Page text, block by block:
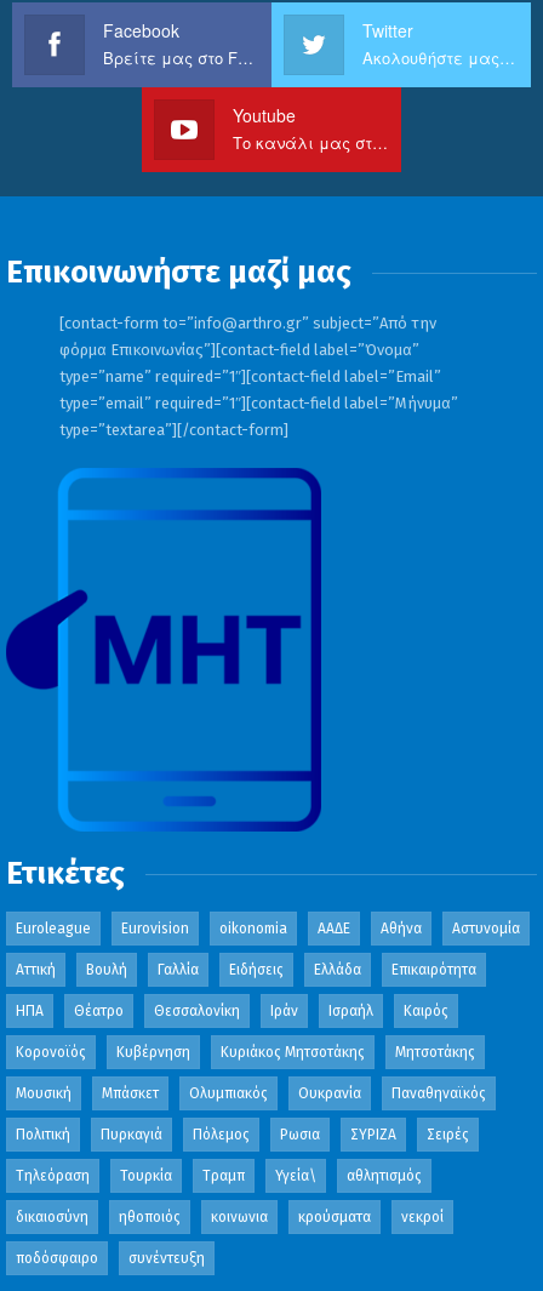
Facebook
Βρείτε μας στο Facebook
Twitter
Ακολουθήστε μας στο Twitter
Youtube
Το κανάλι μας στο Youtube
Επικοινωνήστε μαζί μας
[contact-form to=”info@arthro.gr” subject=”Από την
φόρμα Επικοινωνίας”][contact-field label=”Όνομα”
type=”name” required=”1″][contact-field label=”Email”
type=”email” required=”1″][contact-field label=”Μήνυμα”
type=”textarea”][/contact-form]
Ετικέτες
Euroleague Eurovision oikonomia ΑΑΔΕ Αθήνα Αστυνομία
Αττική Βουλή Γαλλία Ειδήσεις Ελλάδα Επικαιρότητα
ΗΠΑ Θέατρο Θεσσαλονίκη Ιράν Ισραήλ Καιρός
Κορονοϊός Κυβέρνηση Κυριάκος Μητσοτάκης Μητσοτάκης
Μουσική Μπάσκετ Ολυμπιακός Ουκρανία Παναθηναϊκός
Πολιτική Πυρκαγιά Πόλεμος Ρωσια ΣΥΡΙΖΑ Σειρές
Τηλεόραση Τουρκία Τραμπ Υγεία\ αθλητισμός
δικαιοσύνη ηθοποιός κοινωνια κρούσματα νεκροί
ποδόσφαιρο συνέντευξη